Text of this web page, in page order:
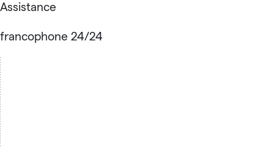
Assistance
francophone 24/24